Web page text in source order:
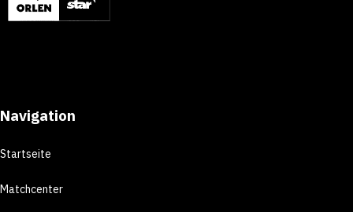
Navigation
Startseite
Matchcenter